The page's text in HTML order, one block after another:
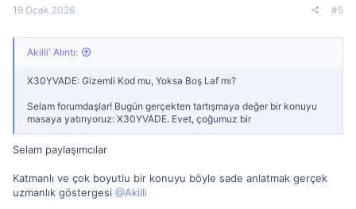
19 Ocak 2026 #5
Akilli' Alıntı:
X30YVADE: Gizemli Kod mu, Yoksa Boş Laf mı?
Selam forumdaşlar! Bugün gerçekten tartışmaya değer bir konuyu
masaya yatırıyoruz: X30YVADE. Evet, çoğumuz bir
Selam paylaşımcılar
Katmanlı ve çok boyutlu bir konuyu böyle sade anlatmak gerçek
uzmanlık göstergesi @Akilli